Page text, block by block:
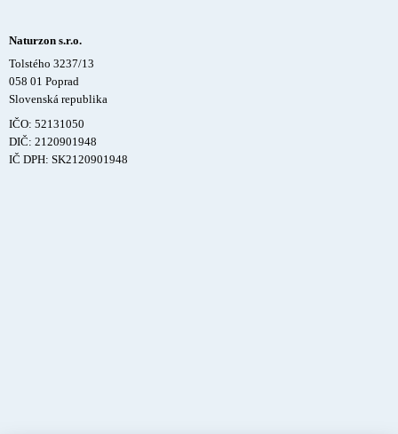
Naturzon s.r.o.
Tolstého 3237/13
058 01 Poprad
Slovenská republika
IČO: 52131050
DIČ: 2120901948
IČ DPH: SK2120901948